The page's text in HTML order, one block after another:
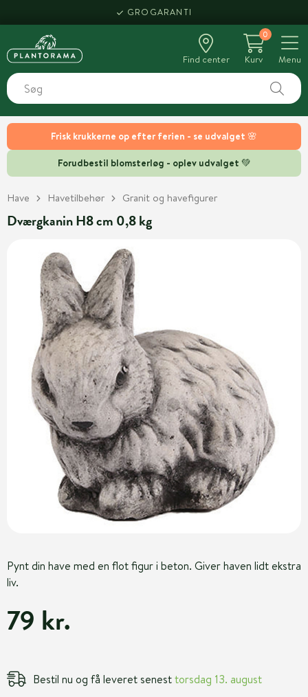
Frisk krukkerne op efter ferien - se udvalget 🌸
Forudbestil blomsterløg - oplev udvalget 💚
GROGARANTI
Find center
0
Kurv
Menu
Have Havetilbehør Granit og havefigurer
Dværgkanin H8 cm 0,8 kg
Pynt din have med en flot figur i beton. Giver haven lidt ekstra
liv.
79 kr.
Bestil nu og få leveret senesttorsdag 13. august